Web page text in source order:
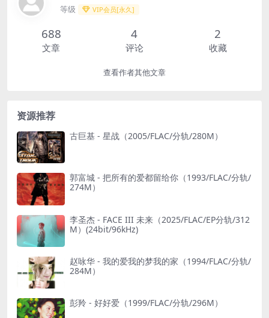
等级 VIP会员[永久]
688
文章
4
评论
2
收藏
查看作者其他文章
资源推荐
古巨基 - 星战（2005/FLAC/分轨/280M）
郭富城 - 把所有的爱都留给你（1993/FLAC/分轨/
274M）
李圣杰 - FACE III 未来（2025/FLAC/EP分轨/312
M）(24bit/96kHz)
赵咏华 - 我的爱我的梦我的家（1994/FLAC/分轨/
284M）
彭羚 - 好好爱（1999/FLAC/分轨/296M）